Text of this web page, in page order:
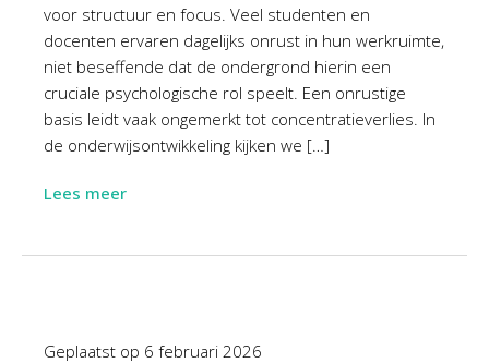
voor structuur en focus. Veel studenten en
docenten ervaren dagelijks onrust in hun werkruimte,
niet beseffende dat de ondergrond hierin een
cruciale psychologische rol speelt. Een onrustige
basis leidt vaak ongemerkt tot concentratieverlies. In
de onderwijsontwikkeling kijken we […]
Lees meer
Geplaatst op 6 februari 2026